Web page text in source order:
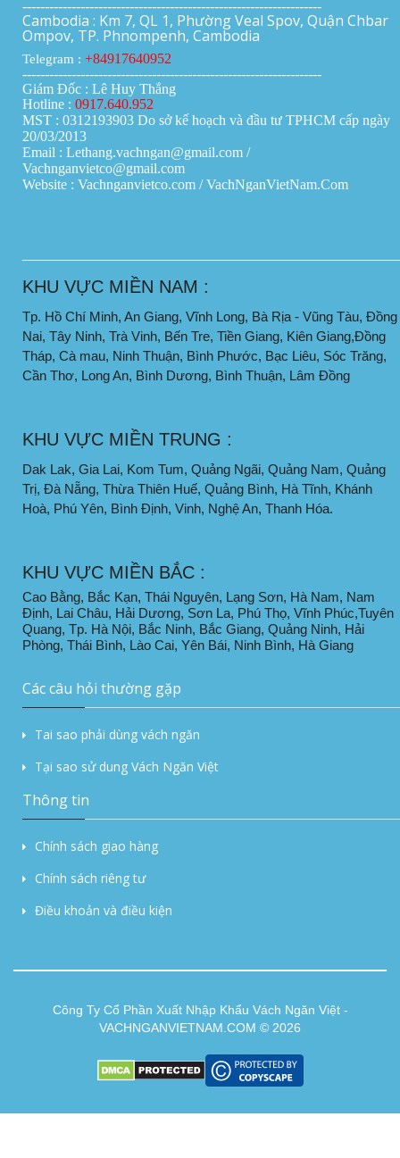
-------------------------------------------------------------------
Cambodia : Km 7, QL 1, Phường Veal Spov, Quận Chbar
Ompov, TP. Phnompenh, Cambodia
Telegram : +84917640952
-------------------------------------------------------------------
Giám Đốc : Lê Huy Thắng
Hotline : 0917.640.952
MST : 0312193903 Do sở kế hoạch và đầu tư TPHCM cấp ngày
20/03/2013
Email : Lethang.vachngan@gmail.com /
Vachnganvietco@gmail.com
Website : Vachnganvietco.com /VachNganVietNam.Com
KHU VỰC MIỀN NAM :
Tp. Hồ Chí Minh, An Giang, Vĩnh Long, Bà Rịa - Vũng Tàu, Đồng
Nai, Tây Ninh, Trà Vinh, Bến Tre, Tiền Giang, Kiên Giang,Đồng
Tháp, Cà mau, Ninh Thuận, Bình Phước, Bạc Liêu, Sóc Trăng,
Cần Thơ, Long An, Bình Dương, Bình Thuận, Lâm Đồng
KHU VỰC MIỀN TRUNG :
Dak Lak, Gia Lai, Kom Tum, Quảng Ngãi, Quảng Nam, Quảng
Trị, Đà Nẵng, Thừa Thiên Huế, Quảng Bình, Hà Tĩnh, Khánh
Hoà, Phú Yên, Bình Định, Vinh, Nghệ An, Thanh Hóa.
KHU VỰC MIỀN BẮC :
Cao Bằng, Bắc Kạn, Thái Nguyên, Lạng Sơn, Hà Nam, Nam
Định, Lai Châu, Hải Dương, Sơn La, Phú Thọ, Vĩnh Phúc,Tuyên
Quang, Tp. Hà Nội, Bắc Ninh, Bắc Giang, Quảng Ninh, Hải
Phòng, Thái Bình, Lào Cai, Yên Bái, Ninh Bình, Hà Giang
Các câu hỏi thường gặp
Tai sao phải dùng vách ngăn
Tại sao sử dung Vách Ngăn Việt
Thông tin
Chính sách giao hàng
Chính sách riêng tư
Điều khoản và điều kiện
Công Ty Cổ Phần Xuất Nhập Khẩu Vách Ngăn Việt -
VACHNGANVIETNAM.COM © 2026